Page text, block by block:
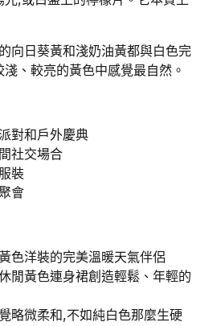
向日葵黃和淺奶油黃都與白色完
、較亮的黃色中感覺最自然。
對和戶外慶典
社交場合
裝
會
色洋裝的完美溫暖天氣伴侶
閒黃色連身裙創造輕鬆、年輕的
略微柔和,不如純白色那麼生硬